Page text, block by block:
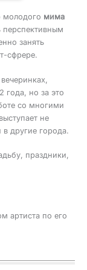
молодого мима
перспективным
занять
сфрере.
года, но за это
со многими
не
другие города.
праздники,
артиста по его